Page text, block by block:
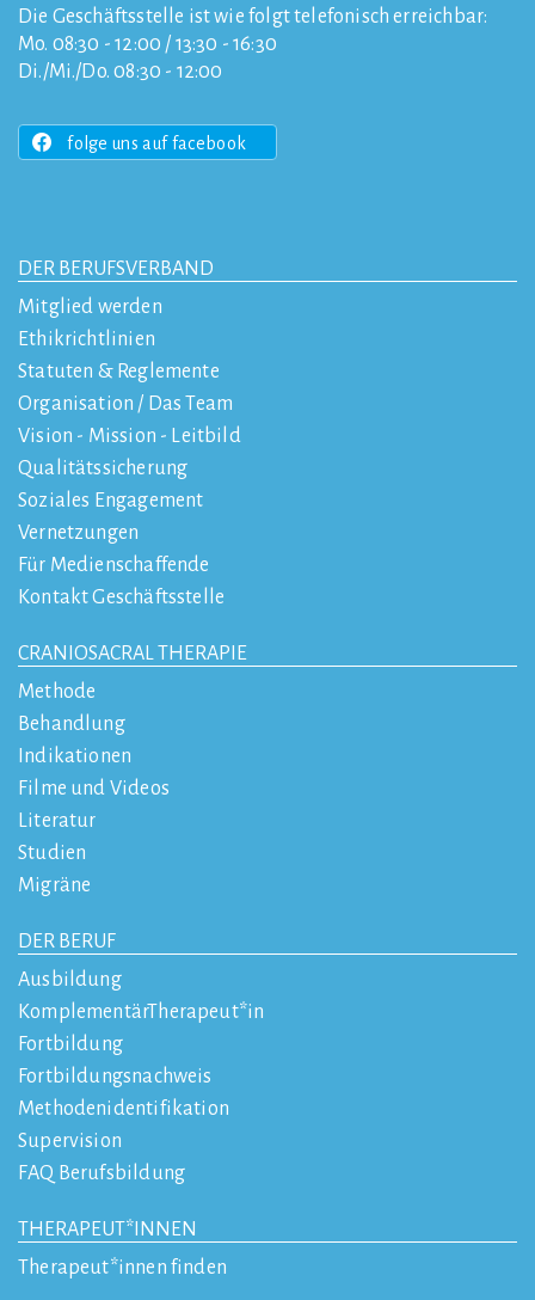
Die Geschäftsstelle ist wie folgt telefonisch erreichbar:
Mo. 08:30 - 12:00 / 13:30 - 16:30
Di./Mi./Do. 08:30 - 12:00
folge uns auf facebook
DER BERUFSVERBAND
Mitglied werden
Ethikrichtlinien
Statuten & Reglemente
Organisation / Das Team
Vision - Mission - Leitbild
Qualitätssicherung
Soziales Engagement
Vernetzungen
Für Medienschaffende
Kontakt Geschäftsstelle
CRANIOSACRAL THERAPIE
Methode
Behandlung
Indikationen
Filme und Videos
Literatur
Studien
Migräne
DER BERUF
Ausbildung
KomplementärTherapeut*in
Fortbildung
Fortbildungsnachweis
Methodenidentifikation
Supervision
FAQ Berufsbildung
THERAPEUT*INNEN
Therapeut*innen finden